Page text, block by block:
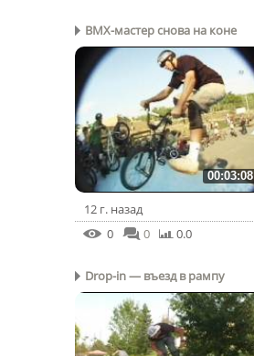
BMX-мастер снова на коне
00:03:08
12 г. назад
0
0 0.0
Drop-in — въезд в рампу